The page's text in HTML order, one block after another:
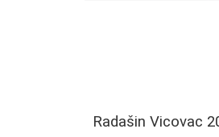
Radašin Vicovac